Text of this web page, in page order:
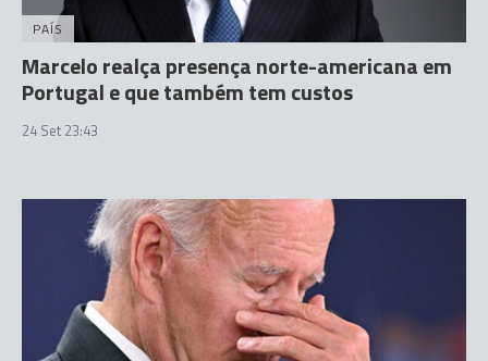
PAÍS
Marcelo realça presença norte-americana em
Portugal e que também tem custos
24 Set 23:43